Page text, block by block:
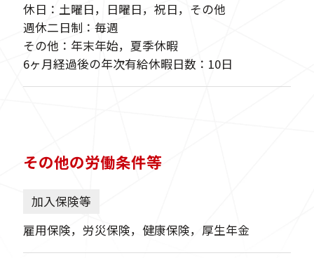
休日：土曜日，日曜日，祝日，その他
週休二日制：毎週
その他：年末年始，夏季休暇
6ヶ月経過後の年次有給休暇日数：10日
その他の労働条件等
加入保険等
雇用保険，労災保険，健康保険，厚生年金